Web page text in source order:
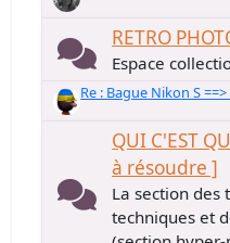
RETRO
Espace
Re : Bague Nikon S ==>
QUI C'EST
à résoudre ]
La section des
techniques et